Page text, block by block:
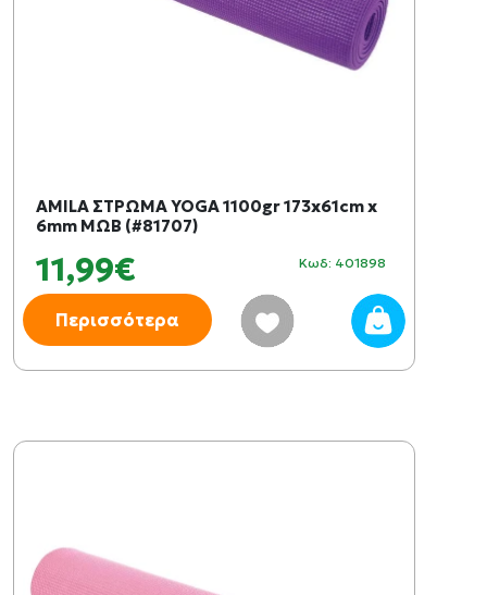
AMILA ΣΤΡΩΜΑ YOGA 1100gr 173x61cm x
6mm ΜΩΒ (#81707)
11,99€ Κωδ: 401898
Περισσότερα